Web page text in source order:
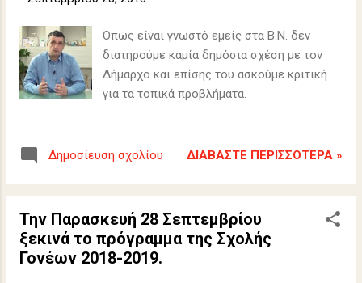
Όπως είναι γνωστό εμείς στα Β.Ν. δεν
διατηρούμε καμία δημόσια σχέση με τον
Δήμαρχο και επίσης του ασκούμε κριτική
για τα τοπικά προβλήματα.
Δημοσίευση σχολίου ΔΙΑΒΆΣΤΕ ΠΕΡΙΣΣΌΤΕΡΑ »
Την Παρασκευή 28 Σεπτεμβρίου
ξεκινά το πρόγραμμα της Σχολής
Γονέων 2018-2019.